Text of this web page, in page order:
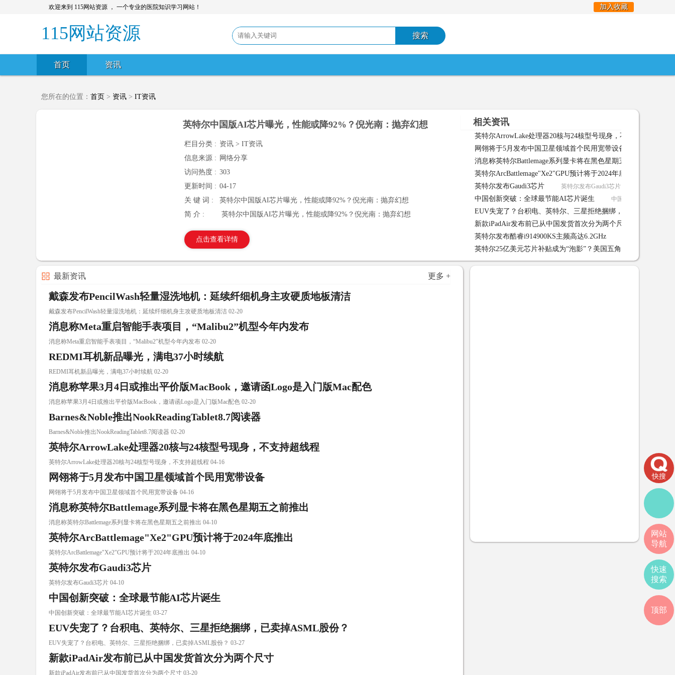
欢迎来到 115网站资源 ， 一个专业的医院知识学习网站！ 加入收藏
115网站资源
首页 资讯
您所在的位置： 首页 > 资讯 > IT资讯
英特尔中国版AI芯片曝光，性能或降92%？倪光南：抛弃幻想
栏目分类 : 资讯 > IT资讯
信息来源 : 网络分享
访问热度 : 303
更新时间 : 04-17
关 键 词 :
英特尔中国版AI芯片曝光，性能或降92%？倪光南：抛弃幻想
简 介 :
英特尔中国版AI芯片曝光，性能或降92%？倪光南：抛弃幻想
点击查看详情
相关资讯
英特尔ArrowLake处理器20核与24核型号现身，不支持超线程
网翎将于5月发布中国卫星领域首个民用宽带设备
消息称英特尔Battlemage系列显卡将在黑色星期五之前推出
英特尔ArcBattlemage"Xe2"GPU预计将于2024年底推出
英特尔发布Gaudi3芯片 英特尔发布Gaudi3芯片 04-10
中国创新突破：全球最节能AI芯片诞生 中国创新突破：全球最
EUV失宠了？台积电、英特尔、三星拒绝捆绑，已卖掉ASML股
份？ 03-27
新款iPadAir发布前已从中国发货首次分为两个尺寸
英特尔发布酷睿i914900KS主频高达6.2GHz
英特尔25亿美元芯片补贴成为“泡影”？美国五角大楼把责任推给
了商 03-14
最新资讯 更多 +
戴森发布PencilWash轻量湿洗地机：延续纤细机身主攻硬质地板清洁
戴森发布PencilWash轻量湿洗地机：延续纤细机身主攻硬质地板清洁 02-20
消息称Meta重启智能手表项目，“Malibu2”机型今年内发布
消息称Meta重启智能手表项目，“Malibu2”机型今年内发布 02-20
REDMI耳机新品曝光，满电37小时续航
REDMI耳机新品曝光，满电37小时续航 02-20
消息称苹果3月4日或推出平价版MacBook，邀请函Logo是入门版Mac配色
消息称苹果3月4日或推出平价版MacBook，邀请函Logo是入门版Mac配色 02-20
Barnes&Noble推出NookReadingTablet8.7阅读器
Barnes&Noble推出NookReadingTablet8.7阅读器 02-20
英特尔ArrowLake处理器20核与24核型号现身，不支持超线程
英特尔ArrowLake处理器20核与24核型号现身，不支持超线程 04-16
网翎将于5月发布中国卫星领域首个民用宽带设备
网翎将于5月发布中国卫星领域首个民用宽带设备 04-16
消息称英特尔Battlemage系列显卡将在黑色星期五之前推出
消息称英特尔Battlemage系列显卡将在黑色星期五之前推出 04-10
英特尔ArcBattlemage"Xe2"GPU预计将于2024年底推出
英特尔ArcBattlemage"Xe2"GPU预计将于2024年底推出 04-10
英特尔发布Gaudi3芯片
英特尔发布Gaudi3芯片 04-10
中国创新突破：全球最节能AI芯片诞生
中国创新突破：全球最节能AI芯片诞生 03-27
EUV失宠了？台积电、英特尔、三星拒绝捆绑，已卖掉ASML股份？
EUV失宠了？台积电、英特尔、三星拒绝捆绑，已卖掉ASML股份？ 03-27
新款iPadAir发布前已从中国发货首次分为两个尺寸
新款iPadAir发布前已从中国发货首次分为两个尺寸 03-20
快搜
网站
导航
快速
搜索
顶部